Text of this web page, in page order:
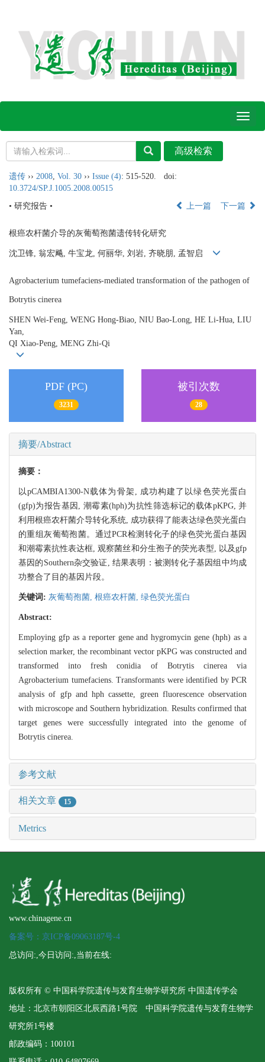
Toggle
遗传 ›› 2008 Vol. 30 ›› Issue (4): 515-520.
doi:
10.3724/SP.J.1005.2008.00515
• 研究报告 •
上一篇 下一篇
根癌农杆菌介导的灰葡萄孢菌遗传转化研究
沈卫锋, 翁宏飚, 牛宝龙, 何丽华, 刘岩, 齐晓朋, 孟智启
Agrobacterium tumefaciens-mediated transformation of the pathogen of
Botrytis cinerea
SHEN Wei-Feng, WENG Hong-Biao, NIU Bao-Long, HE Li-Hua, LIU
Yan,
QI Xiao-Peng, MENG Zhi-Qi
PDF (PC)
3231
被引次数
28
摘要/Abstract
摘要：
以pCAMBIA1300-N载体为骨架, 成功构建了以绿色荧光蛋白
(gfp)为报告基因, 潮霉素(hph)为抗性筛选标记的载体pKPG, 并
利用根癌农杆菌介导转化系统, 成功获得了能表达绿色荧光蛋白
的重组灰葡萄孢菌。通过PCR检测转化子的绿色荧光蛋白基因
和潮霉素抗性表达框, 观察菌丝和分生孢子的荧光表型, 以及gfp
基因的Southern杂交验证, 结果表明：被测转化子基因组中均成
功整合了目的基因片段。
关键词: 灰葡萄孢菌, 根癌农杆菌, 绿色荧光蛋白
Abstract:
Employing gfp as a reporter gene and hygromycin gene (hph) as a
selection marker, the recombinant vector pKPG was constructed and
transformed into fresh conidia of Botrytis cinerea via
Agrobacterium tumefaciens. Transformants were identified by PCR
analysis of gfp and hph cassette, green fluorescence observation
with microscope and Southern hybridization. Results confirmed that
target genes were successfully integrated into the genome of
Botrytis cinerea.
参考文献
相关文章 15
Metrics
www.chinagene.cn
备案号：京ICP备09063187号-4
总访问:,今日访问:,当前在线:
版权所有 © 中国科学院遗传与发育生物学研究所 中国遗传学会
地址：北京市朝阳区北辰西路1号院 中国科学院遗传与发育生物学
研究所1号楼
邮政编码：100101